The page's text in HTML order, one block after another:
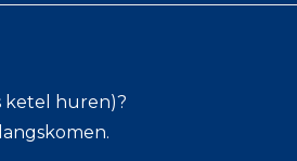
ketel huren)?